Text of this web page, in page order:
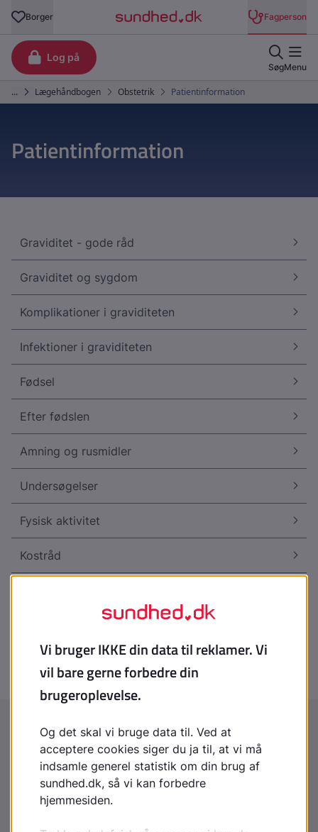
Patientinformation
Graviditet - gode råd
Graviditet og sygdom
Komplikationer i graviditeten
Infektioner i graviditeten
Fødsel
Efter fødslen
Amning og rusmidler
Undersøgelser
Fysisk aktivitet
Kostråd